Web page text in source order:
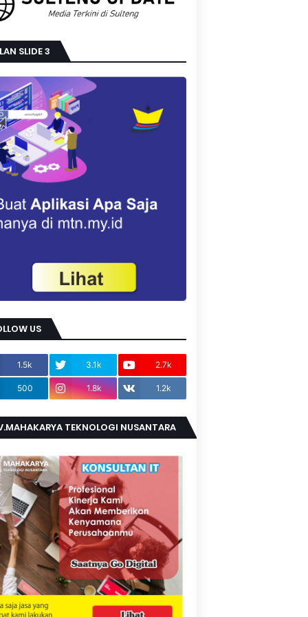
SLIDE 3
US
1.5k 3.1k 2.7k
500 1.8k 1.2k
TEKNOLOGI NUSANTARA